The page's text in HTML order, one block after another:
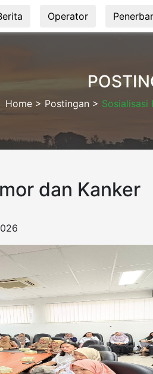
Operator
Home > Postingan > Sosialisasi
dan Kanker